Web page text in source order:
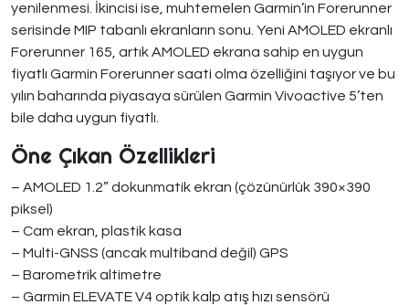
yenilenmesi. İkincisi ise, muhtemelen Garmin’in Forerunner
serisinde MIP tabanlı ekranların sonu. Yeni AMOLED ekranlı
Forerunner 165, artık AMOLED ekrana sahip en uygun
fiyatlı Garmin Forerunner saati olma özelliğini taşıyor ve bu
yılın baharında piyasaya sürülen Garmin Vivoactive 5’ten
bile daha uygun fiyatlı.
Öne Çıkan Özellikleri
– AMOLED 1.2” dokunmatik ekran (çözünürlük 390×390
piksel)
– Cam ekran, plastik kasa
– Multi-GNSS (ancak multiband değil) GPS
– Barometrik altimetre
– Garmin ELEVATE V4 optik kalp atış hızı sensörü